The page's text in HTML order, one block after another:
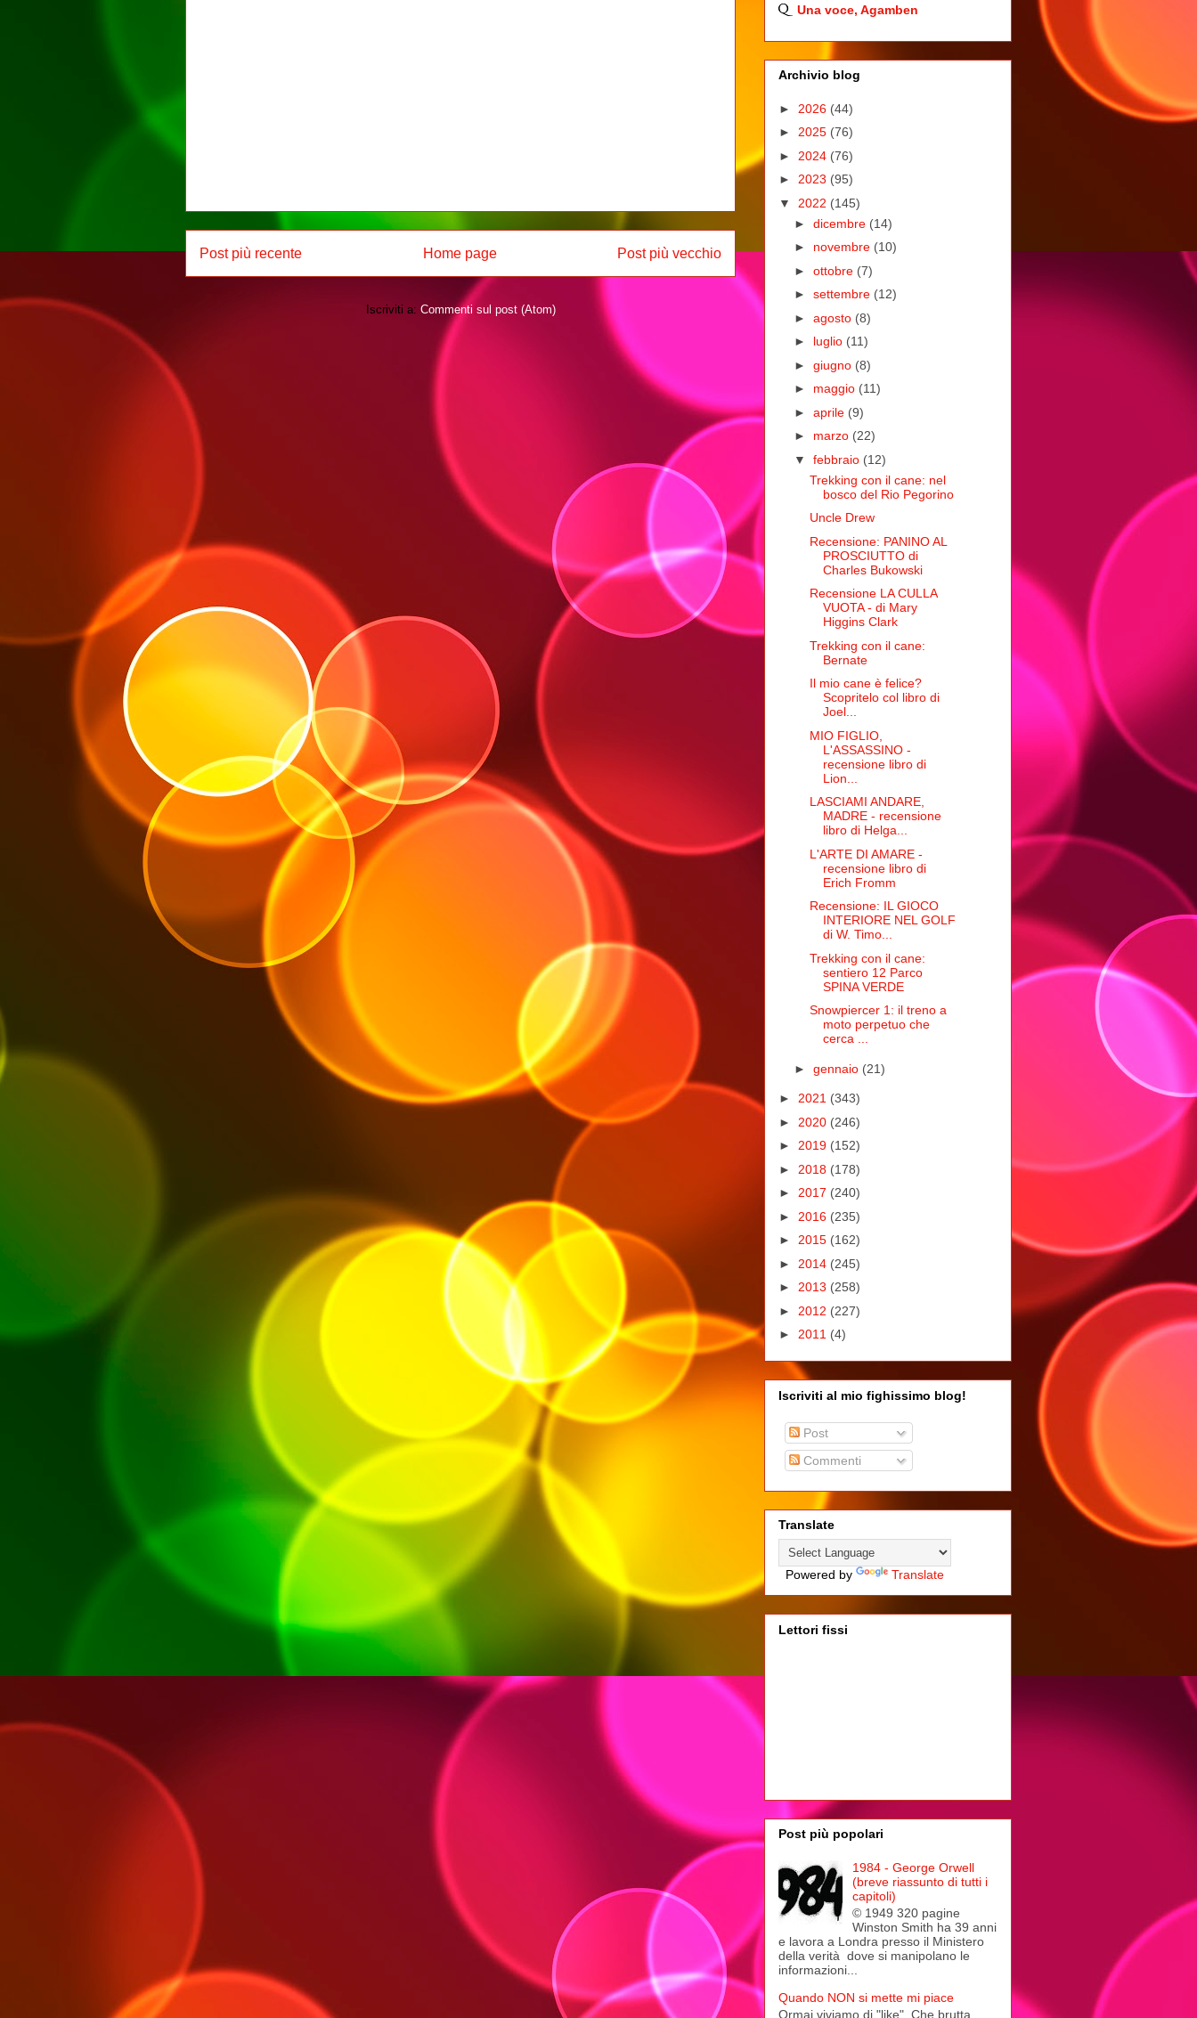
Post più recente Post più vecchio
Home page
Iscriviti a: Commenti sul post (Atom)
Una voce, Agamben
Archivio blog
► 2026 (44)
► 2025 (76)
► 2024 (76)
► 2023 (95)
▼ 2022 (145)
► dicembre (14)
► novembre (10)
► ottobre (7)
► settembre (12)
► agosto (8)
► luglio (11)
► giugno (8)
► maggio (11)
► aprile (9)
► marzo (22)
▼ febbraio (12)
Trekking con il cane: nel
bosco del Rio Pegorino
Uncle Drew
Recensione: PANINO AL
PROSCIUTTO di
Charles Bukowski
Recensione LA CULLA
VUOTA - di Mary
Higgins Clark
Trekking con il cane:
Bernate
Il mio cane è felice?
Scopritelo col libro di
Joel...
MIO FIGLIO,
L'ASSASSINO -
recensione libro di
Lion...
LASCIAMI ANDARE,
MADRE - recensione
libro di Helga...
L'ARTE DI AMARE -
recensione libro di
Erich Fromm
Recensione: IL GIOCO
INTERIORE NEL GOLF
di W. Timo...
Trekking con il cane:
sentiero 12 Parco
SPINA VERDE
Snowpiercer 1: il treno a
moto perpetuo che
cerca ...
► gennaio (21)
► 2021 (343)
► 2020 (246)
► 2019 (152)
► 2018 (178)
► 2017 (240)
► 2016 (235)
► 2015 (162)
► 2014 (245)
► 2013 (258)
► 2012 (227)
► 2011 (4)
Iscriviti al mio fighissimo blog!
Post
Commenti
Translate
Powered by Translate
Lettori fissi
Post più popolari
1984 - George Orwell
(breve riassunto di tutti i
capitoli)
© 1949 320 pagine
Winston Smith ha 39 anni
e lavora a Londra presso il Ministero
della verità dove si manipolano le
informazioni...
Quando NON si mette mi piace
Ormai viviamo di "like". Che brutta